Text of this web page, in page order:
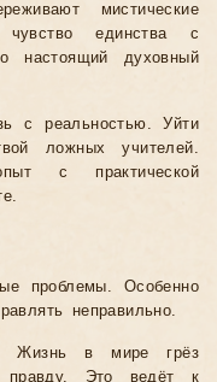
мистические
чувство единства с
настоящий духовный
с реальностью. Уйти
ложных учителей.
с практической
проблемы. Особенно
неправильно.
Жизнь в мире грёз
правду. Это ведёт к